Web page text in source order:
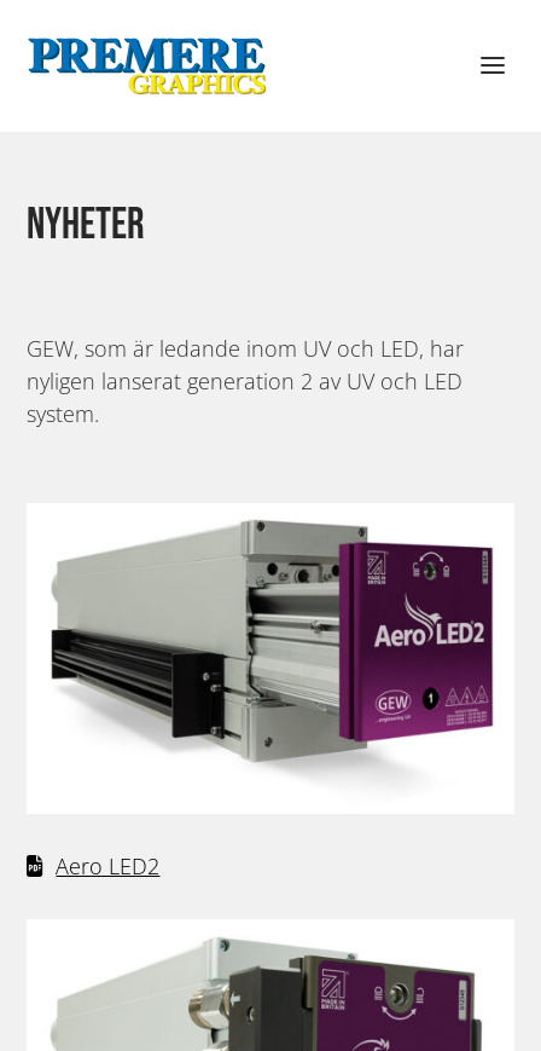
Nyheter
GEW, som är ledande inom UV och LED, har
nyligen lanserat generation 2 av UV och LED
system.
Aero LED2